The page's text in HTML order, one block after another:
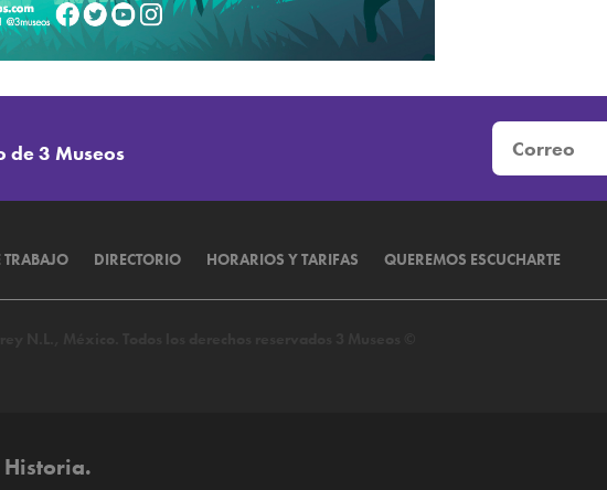
de 3 Museos
TRABAJO DIRECTORIO HORARIOS Y TARIFAS QUEREMOS ESCUCHARTE
Historia.